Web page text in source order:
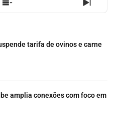
SHOW
EPISODES
NEXT
tarifa de ovinos e carne
amplia conexões com foco em